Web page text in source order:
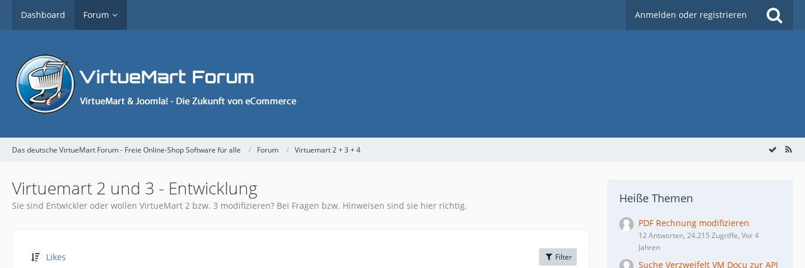
Dashboard Forum Anmelden oder registrieren
Das deutsche VirtueMart Forum - Freie Online-Shop Software für alle Forum Virtuemart 2 + 3 + 4
Virtuemart 2 und 3 - Entwicklung
Sie sind Entwickler oder wollen VirtueMart 2 bzw. 3 modifizieren? Bei Fragen bzw. Hinweisen sind sie hier richtig.
Likes Filter
Heiße Themen
PDF Rechnung modifizieren
12 Antworten, 24.215 Zugriffe, Vor 4
Jahren
Suche Verzweifelt VM Docu zur API